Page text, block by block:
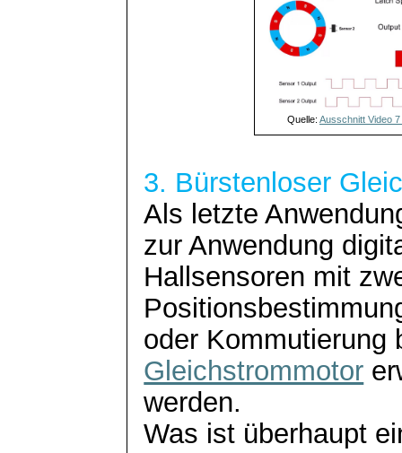
Quelle: Ausschnitt Video
3. Bürstenloser
Als letzte
zur Anwendung
Hallsensoren mit
oder Kommutierung
Gleichstrommotor
werden.
Was ist überhaupt